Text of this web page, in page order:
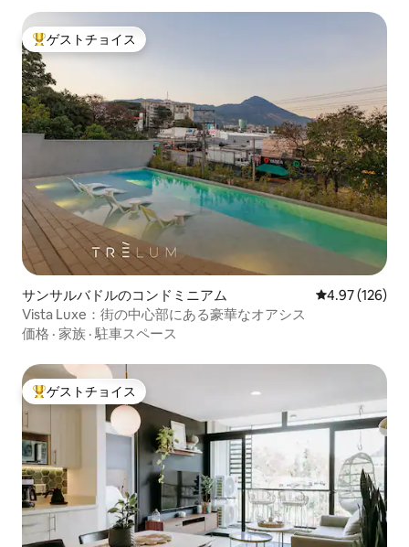
大好評のゲストチョイスです。
ゲストチョイス
サンサルバドルのコンドミニアム レビュー126
4.97 (126)
Vista Luxe：街の中心部にある豪華なオアシス
価格 · 家族 ·駐車スペース
大好評のゲストチョイスです。
ゲストチョイス